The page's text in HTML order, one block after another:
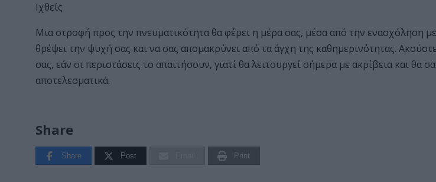
Ιχθείς
Μια στροφή προς την πνευματικότητα θα φέρει η μέρα σας, μέσα από την ενασχόληση
θρέψει την ψυχή σας και να σας απομακρύνει από τα άγχη της καθημερινότητας.
σας, εάν οι περιστάσεις το απαιτήσουν, γιατί θα λειτουργεί σήμερα με ακρίβεια και θα
αποτελεσματικά.
Share
Share Post Print